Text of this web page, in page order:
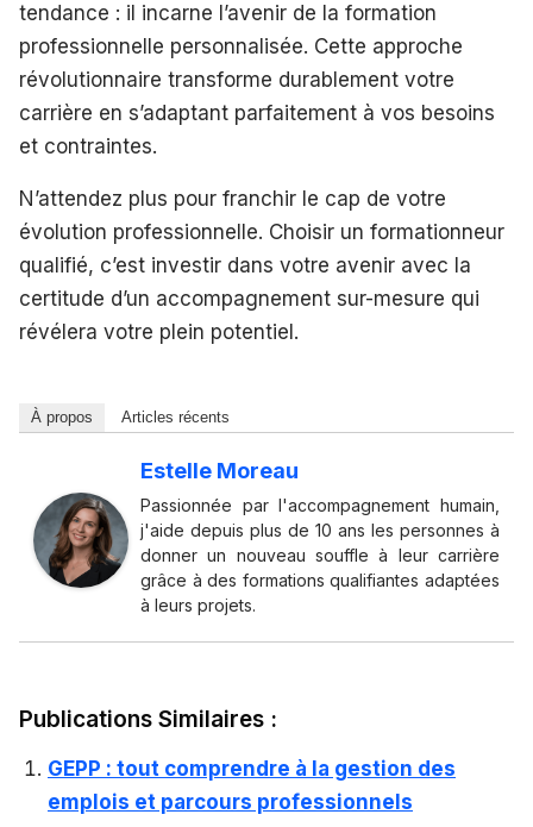
tendance : il incarne l’avenir de la formation
professionnelle personnalisée. Cette approche
révolutionnaire transforme durablement votre
carrière en s’adaptant parfaitement à vos besoins
et contraintes.
N’attendez plus pour franchir le cap de votre
évolution professionnelle. Choisir un formationneur
qualifié, c’est investir dans votre avenir avec la
certitude d’un accompagnement sur-mesure qui
révélera votre plein potentiel.
À propos Articles récents
Estelle Moreau
Passionnée par l'accompagnement humain,
j'aide depuis plus de 10 ans les personnes à
donner un nouveau souffle à leur carrière
grâce à des formations qualifiantes adaptées
à leurs projets.
Publications Similaires :
GEPP : tout comprendre à la gestion des
emplois et parcours professionnels